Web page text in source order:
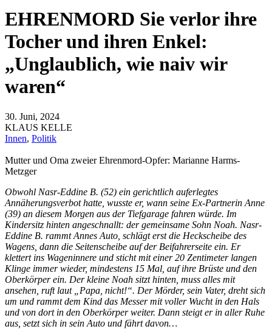
EHRENMORD Sie verlor ihre
Tocher und ihren Enkel:
„Unglaublich, wie naiv wir
waren“
30. Juni, 2024
KLAUS KELLE
Innen, Politik
Mutter und Oma zweier Ehrenmord-Opfer: Marianne Harms-
Metzger
Obwohl Nasr-Eddine B. (52) ein gerichtlich auferlegtes
Annäherungsverbot hatte, wusste er, wann seine Ex-Partnerin Anne
(39) an diesem Morgen aus der Tiefgarage fahren würde. Im
Kindersitz hinten angeschnallt: der gemeinsame Sohn Noah. Nasr-
Eddine B. rammt Annes Auto, schlägt erst die Heckscheibe des
Wagens, dann die Seitenscheibe auf der Beifahrerseite ein. Er
klettert ins Wageninnere und sticht mit einer 20 Zentimeter langen
Klinge immer wieder, mindestens 15 Mal, auf ihre Brüste und den
Oberkörper ein. Der kleine Noah sitzt hinten, muss alles mit
ansehen, ruft laut „Papa, nicht!“. Der Mörder, sein Vater, dreht sich
um und rammt dem Kind das Messer mit voller Wucht in den Hals
und von dort in den Oberkörper weiter. Dann steigt er in aller Ruhe
aus, setzt sich in sein Auto und fährt davon…